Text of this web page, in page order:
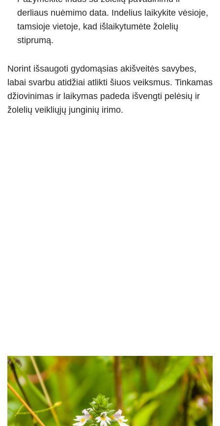
derliaus nuėmimo data. Indelius laikykite vėsioje,
tamsioje vietoje, kad išlaikytumėte žolelių
stiprumą.
Norint išsaugoti gydomąsias akišveitės savybes,
labai svarbu atidžiai atlikti šiuos veiksmus. Tinkamas
džiovinimas ir laikymas padeda išvengti pelėsių ir
žolelių veikliųjų junginių irimo.